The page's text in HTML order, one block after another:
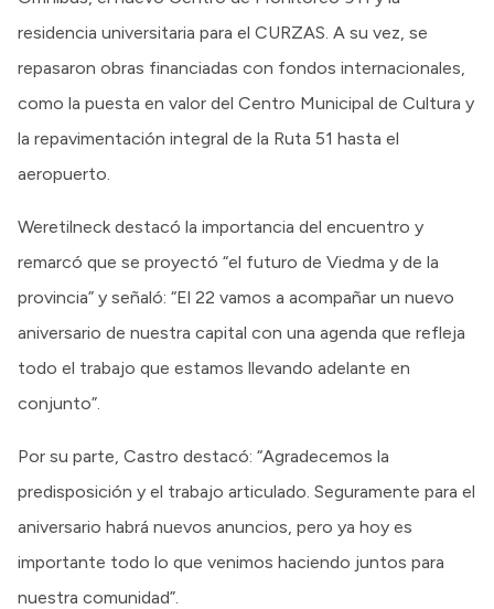
residencia universitaria para el CURZAS. A su vez, se
repasaron obras financiadas con fondos internacionales,
como la puesta en valor del Centro Municipal de Cultura y
la repavimentación integral de la Ruta 51 hasta el
aeropuerto.
Weretilneck destacó la importancia del encuentro y
remarcó que se proyectó “el futuro de Viedma y de la
provincia” y señaló: “El 22 vamos a acompañar un nuevo
aniversario de nuestra capital con una agenda que refleja
todo el trabajo que estamos llevando adelante en
conjunto”.
Por su parte, Castro destacó: “Agradecemos la
predisposición y el trabajo articulado. Seguramente para el
aniversario habrá nuevos anuncios, pero ya hoy es
importante todo lo que venimos haciendo juntos para
nuestra comunidad”.